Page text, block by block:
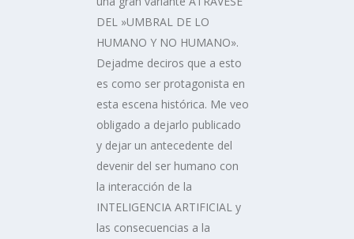
DEL »UMBRAL DE LO
HUMANO Y NO HUMANO».
Dejadme deciros que a esto
es como ser protagonista en
esta escena histórica. Me veo
obligado a dejarlo publicado
y dejar un antecedente del
devenir del ser humano con
la interacción de la
INTELIGENCIA ARTIFICIAL y
las consecuencias a la